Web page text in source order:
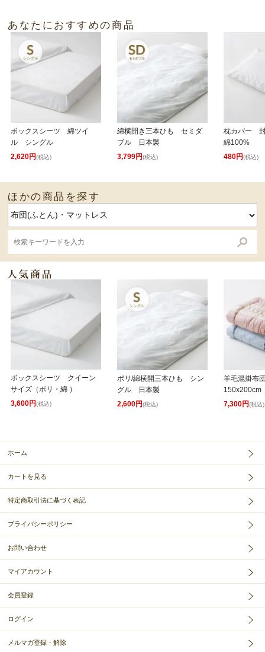
あなたにおすすめの商品
ボックスシーツ 綿ツイ
ル シングル
2,620円(税込)
綿横開き三本ひも セミダ
ブル 日本製
3,799円(税込)
枕カバー
綿100%
480円(税込)
ほかの商品を探す
ボックスシーツ クイーン
サイズ（ポリ・綿 ）
3,600円(税込)
ポリ/綿横開三本ひも シン
グル 日本製
2,600円(税込)
羊毛混掛布
150x200cm
7,300円(税込)
ホーム
カートを見る
特定商取引法に基づく表記
プライバシーポリシー
お問い合わせ
マイアカウント
会員登録
ログイン
メルマガ登録・解除